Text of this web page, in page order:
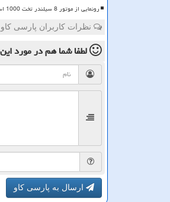
رونمایی از موتور 8 سیلندر تخت 1000 اسب بخاری برای بار اول در تاریخ
نظرات کاربران پارسی
لطفا شما همدر مورد
ارسال به پارسی کاو